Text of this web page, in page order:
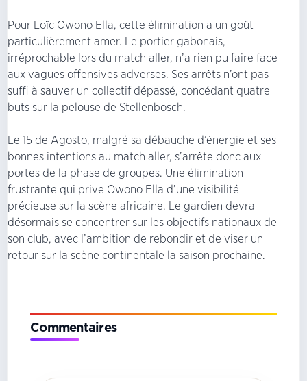
Pour Loïc Owono Ella, cette élimination a un goût
particulièrement amer. Le portier gabonais,
irréprochable lors du match aller, n’a rien pu faire face
aux vagues offensives adverses. Ses arrêts n’ont pas
suffi à sauver un collectif dépassé, concédant quatre
buts sur la pelouse de Stellenbosch.
Le 15 de Agosto, malgré sa débauche d’énergie et ses
bonnes intentions au match aller, s’arrête donc aux
portes de la phase de groupes. Une élimination
frustrante qui prive Owono Ella d’une visibilité
précieuse sur la scène africaine. Le gardien devra
désormais se concentrer sur les objectifs nationaux de
son club, avec l’ambition de rebondir et de viser un
retour sur la scène continentale la saison prochaine.
Commentaires